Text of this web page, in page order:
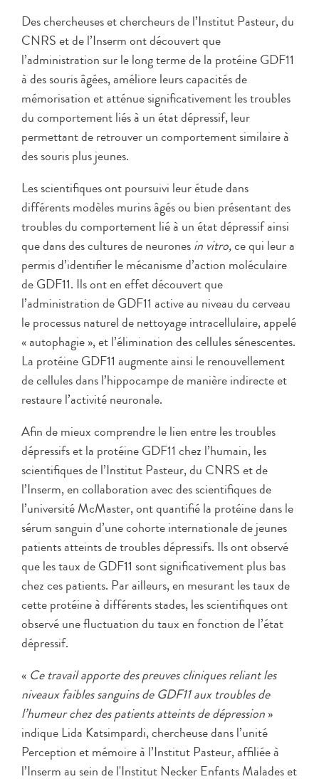
Des chercheuses et chercheurs de l’Institut Pasteur, du
CNRS et de l’Inserm ont découvert que
l’administration sur le long terme de la protéine GDF11
à des souris âgées, améliore leurs capacités de
mémorisation et atténue significativement les troubles
du comportement liés à un état dépressif, leur
permettant de retrouver un comportement similaire à
des souris plus jeunes.
Les scientifiques ont poursuivi leur étude dans
différents modèles murins âgés ou bien présentant des
troubles du comportement lié à un état dépressif ainsi
que dans des cultures de neuronesin vitro,ce qui leur a
permis d’identifier le mécanisme d’action moléculaire
de GDF11. Ils ont en effet découvert que
l’administration de GDF11 active au niveau du cerveau
le processus naturel de nettoyage intracellulaire, appelé
« autophagie », et l’élimination des cellules sénescentes.
La protéine GDF11 augmente ainsi le renouvellement
de cellules dans l’hippocampe de manière indirecte et
restaure l’activité neuronale.
Afin de mieux comprendre le lien entre les troubles
dépressifs et la protéine GDF11 chez l’humain, les
scientifiques de l’Institut Pasteur, du CNRS et de
l’Inserm, en collaboration avec des scientifiques de
l’université McMaster, ont quantifié la protéine dans le
sérum sanguin d’une cohorte internationale de jeunes
patients atteints de troubles dépressifs. Ils ont observé
que les taux de GDF11 sont significativement plus bas
chez ces patients. Par ailleurs, en mesurant les taux de
cette protéine à différents stades, les scientifiques ont
observé une fluctuation du taux en fonction de l’état
dépressif.
« Ce travail apporte des preuves cliniques reliant les
niveaux faibles sanguins de GDF11 aux troubles de
l’humeur chez des patients atteints de dépression»
indique Lida Katsimpardi, chercheuse dans l’unité
Perception et mémoire à l’Institut Pasteur, affiliée à
l’Inserm au sein de l'Institut Necker Enfants Malades et